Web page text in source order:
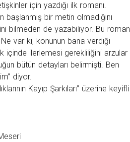
için yazdığı ilk romanı.
başlanmış bir metin olmadığını
bilmeden de yazabiliyor. Bu roman
var ki, konunun bana verdiği
içinde ilerlemesi gerekliliğini arzular
bütün detayları belirmişti. Ben
diyor.
Kayıp Şarkıları” üzerine keyifli